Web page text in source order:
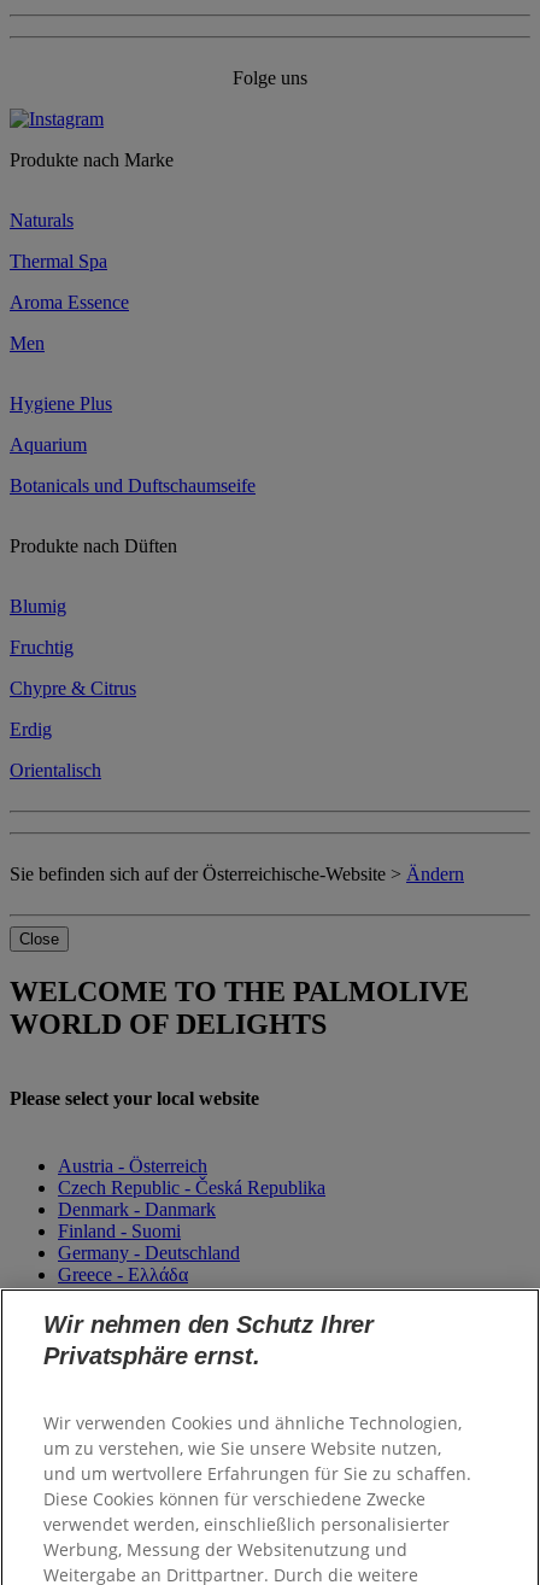
Folge uns
Produkte nach Marke
Naturals
Thermal Spa
Aroma Essence
Men
Hygiene Plus
Aquarium
Botanicals und Duftschaumseife
Produkte nach Düften
Blumig
Fruchtig
Chypre & Citrus
Erdig
Orientalisch
Sie befinden sich auf der Österreichische-Website > Ändern
Close
WELCOME TO THE PALMOLIVE
WORLD OF DELIGHTS
Please select your local website
Austria - Österreich
Czech Republic - Česká Republika
Denmark - Danmark
Finland - Suomi
Germany - Deutschland
Greece - Ελλάδα
Magyarország
Italy - Italia
Netherlands - Nederland
Norway - Norge
Sweden - Sverige
Switzerland (Suisse)
Switzerland (Schweiz)
Unitited Kingdom
Wir nehmen den Schutz Ihrer
Privatsphäre ernst.
Wir verwenden Cookies und ähnliche Technologien,
um zu verstehen, wie Sie unsere Website nutzen,
und um wertvollere Erfahrungen für Sie zu schaffen.
Diese Cookies können für verschiedene Zwecke
verwendet werden, einschließlich personalisierter
Werbung, Messung der Websitenutzung und
Weitergabe an Drittpartner. Durch die weitere